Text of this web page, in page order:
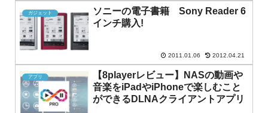
ガジェット
ソニーの電子書籍 Sony Reader 6
インチ購入!
2011.01.06 2012.04.21
アプリ
【8playerレビュー】NASの動画や
音楽をiPadやiPhoneで楽しむこと
ができるDLNAクライアントアプリ